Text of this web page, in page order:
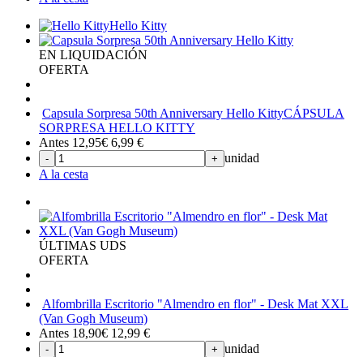
Hello Kitty
EN LIQUIDACIÓN
OFERTA
Capsula Sorpresa 50th Anniversary Hello KittyCÁPSULA
SORPRESA HELLO KITTY
Antes 12,95€ 6,99 €
- + unidad
A la cesta
ÚLTIMAS UDS
OFERTA
Alfombrilla Escritorio "Almendro en flor" - Desk Mat XXL
(Van Gogh Museum)
Antes 18,90€ 12,99 €
- + unidad